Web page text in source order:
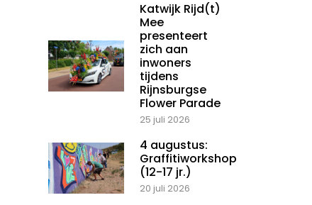
Katwijk Rijd(t)
Mee
presenteert
zich aan
inwoners
tijdens
Rijnsburgse
Flower Parade
25 juli 2026
4 augustus:
Graffitiworkshop
(12-17 jr.)
20 juli 2026